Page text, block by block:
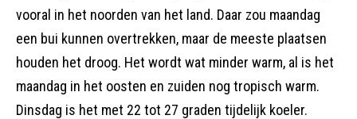
vooral in het noorden van het land. Daar zou maandag
een bui kunnen overtrekken, maar de meeste plaatsen
houden het droog. Het wordt wat minder warm, al is het
maandag in het oosten en zuiden nog tropisch warm.
Dinsdag is het met 22 tot 27 graden tijdelijk koeler.